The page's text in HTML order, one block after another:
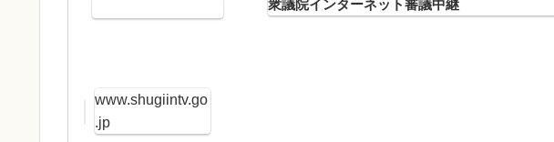
衆議院インターネット審議中継
www.shugiintv.go
.jp